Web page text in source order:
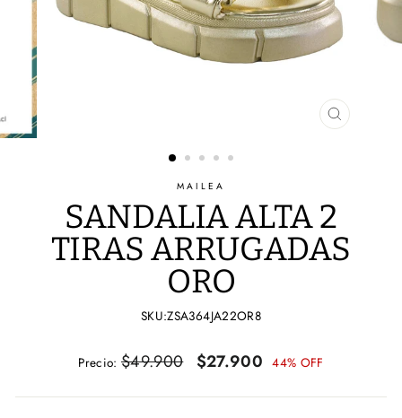
CERRAR
MAILEA
SANDALIA ALTA 2
TIRAS ARRUGADAS
ORO
SKU:ZSA364JA22OR8
Precio
Precio: $49.900
Precio
oferta
$27.900 44% OFF